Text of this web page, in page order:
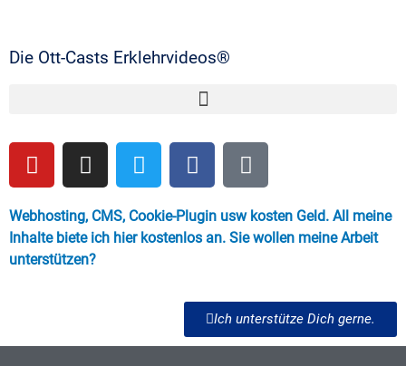
Die Ott-Casts Erklehrvideos®
Webhosting, CMS, Cookie-Plugin usw kosten Geld. All meine
Inhalte biete ich hier kostenlos an. Sie wollen meine Arbeit
unterstützen?
Ich unterstütze Dich gerne.